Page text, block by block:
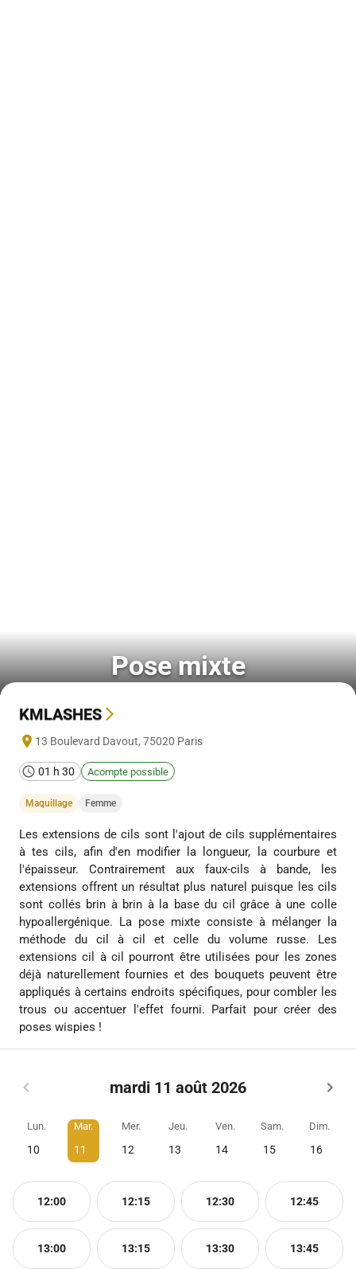
Pose mixte
KMLASHES
13 Boulevard Davout, 75020 Paris
01 h 30 Acompte possible
Maquillage Femme
Les extensions de cils sont l'ajout de cils supplémentaires
à tes cils, afin d'en modifier la longueur, la courbure et
l'épaisseur. Contrairement aux faux-cils à bande, les
extensions offrent un résultat plus naturel puisque les cils
sont collés brin à brin à la base du cil grâce à une colle
hypoallergénique. La pose mixte consiste à mélanger la
méthode du cil à cil et celle du volume russe. Les
extensions cil à cil pourront être utilisées pour les zones
déjà naturellement fournies et des bouquets peuvent être
appliqués à certains endroits spécifiques, pour combler les
trous ou accentuer l'effet fourni. Parfait pour créer des
poses wispies !
mardi 11 août 2026
Lun.
10
Mar.
11
Mer.
12
Jeu.
13
Ven.
14
Sam.
15
Dim.
16
12:00 12:15 12:30 12:45
13:00 13:15 13:30 13:45